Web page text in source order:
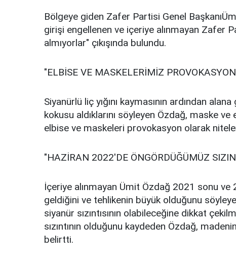
Bölgeye giden Zafer Partisi Genel
girişi engellenen ve içeriye alınmayan Zafer
almıyorlar" çıkışında bulundu.
"ELBİSE VE MASKELERİMİZ
Siyanürlü liç yığını kaymasının ardından
kokusu aldıklarını söyleyen Özdağ, maske
elbise ve maskeleri provokasyon olarak
"HAZİRAN 2022'DE ÖNGÖRDÜĞÜMÜZ
İçeriye alınmayan Ümit Özdağ 2021 sonu
geldiğini ve tehlikenin büyük olduğunu
siyanür sızıntısının olabileceğine dikkat
sızıntının olduğunu kaydeden Özdağ,
belirtti.